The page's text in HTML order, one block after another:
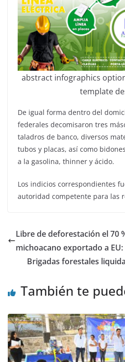
abstract infographics
template
De igual forma dentro del
federales decomisaron tres
taladros de banco, diversos
tubos y placas, así como
a la gasolina, thinner y ácido.
Los indicios correspondientes
autoridad competente para las
Libre de deforestación el 70
michoacano exportado a EU:
Brigadas forestales
También te